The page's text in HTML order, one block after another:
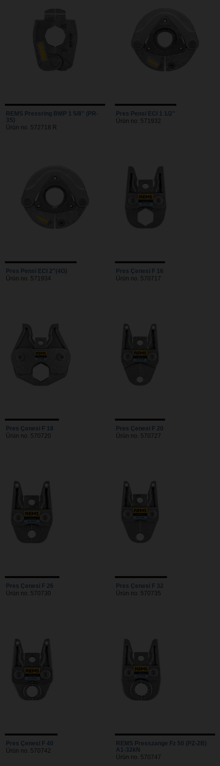
REMS Pressring BMP 1 5/8" (PR-
3S)
Ürün no. 572718 R
Pres Pensi ECI 1 1/2"
Ürün no. 571932
Pres Pensi ECI 2"(4G)
Ürün no. 571934
Pres Çenesi F 16
Ürün no. 570717
Pres Çenesi F 18
Ürün no. 570720
Pres Çenesi F 20
Ürün no. 570727
Pres Çenesi F 26
Ürün no. 570730
Pres Çenesi F 32
Ürün no. 570735
Pres Çenesi F 40
Ürün no. 570742
REMS Presszange Fz 50 (PZ-2B)
A1-32kN
Ürün no. 570747